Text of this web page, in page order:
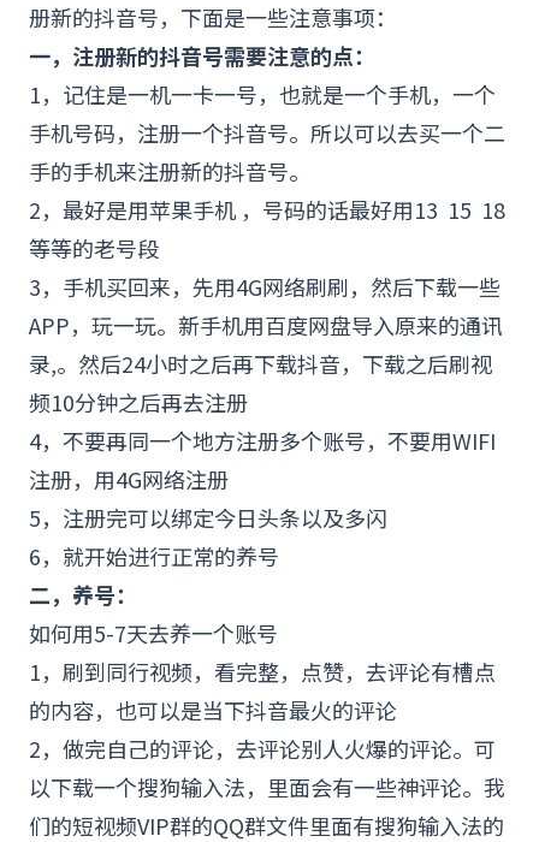
册新的抖音号，下面是一些注意事项：
一，注册新的抖音号需要注意的点：
1，记住是一机一卡一号，也就是一个手机，一个
手机号码，注册一个抖音号。所以可以去买一个二
手的手机来注册新的抖音号。
2，最好是用苹果手机 ，号码的话最好用13 15 18
等等的老号段
3，手机买回来，先用4G网络刷刷，然后下载一些
APP，玩一玩。新手机用百度网盘导入原来的通讯
录,。然后24小时之后再下载抖音，下载之后刷视
频10分钟之后再去注册
4，不要再同一个地方注册多个账号，不要用WIFI
注册，用4G网络注册
5，注册完可以绑定今日头条以及多闪
6，就开始进行正常的养号
二，养号：
如何用5-7天去养一个账号
1，刷到同行视频，看完整，点赞，去评论有槽点
的内容，也可以是当下抖音最火的评论
2，做完自己的评论，去评论别人火爆的评论。可
以下载一个搜狗输入法，里面会有一些神评论。我
们的短视频VIP群的QQ群文件里面有搜狗输入法的